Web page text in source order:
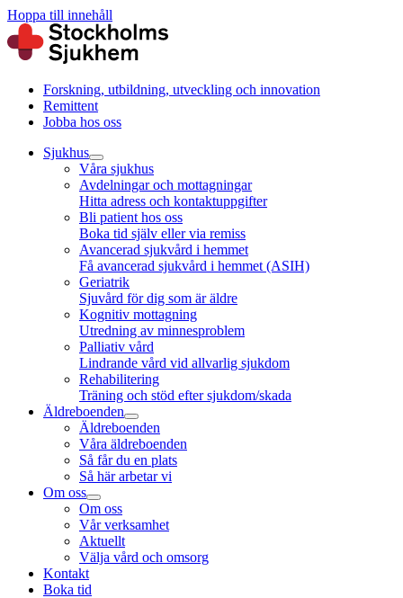
Hoppa till innehåll
Forskning, utbildning, utveckling och innovation
Remittent
Jobba hos oss
Sjukhus
Våra sjukhus
Avdelningar och mottagningar
Hitta adress och kontaktuppgifter
Bli patient hos oss
Boka tid själv eller via remiss
Avancerad sjukvård i hemmet
Få avancerad sjukvård i hemmet (ASIH)
Geriatrik
Sjuvård för dig som är äldre
Kognitiv mottagning
Utredning av minnesproblem
Palliativ vård
Lindrande vård vid allvarlig sjukdom
Rehabilitering
Träning och stöd efter sjukdom/skada
Äldreboenden
Äldreboenden
Våra äldreboenden
Så får du en plats
Så här arbetar vi
Om oss
Om oss
Vår verksamhet
Aktuellt
Välja vård och omsorg
Kontakt
Boka tid